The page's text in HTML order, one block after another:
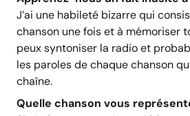
J’ai une habileté bizarre qui
chanson une fois et à mémoriser
peux syntoniser la radio et
les paroles de chaque chanson
chaîne.
Quelle chanson vous